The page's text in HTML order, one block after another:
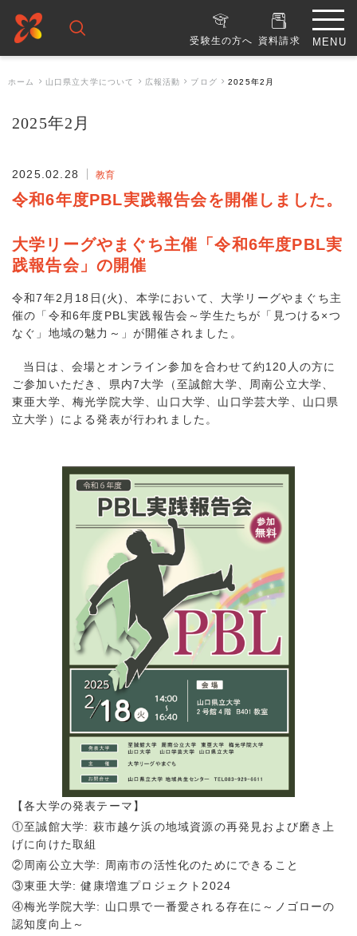
受験生の方へ 資料請求
ホーム 山口県立大学について 広報活動 ブログ 2025年2月
2025年2月
2025.02.28 教育
令和6年度PBL実践報告会を開催しました。
大学リーグやまぐち主催「令和6年度PBL実
践報告会」の開催
令和7年2月18日(火)、本学において、大学リーグやまぐち主
催の「令和6年度PBL実践報告会～学生たちが「見つける×つ
なぐ」地域の魅力～」が開催されました。
当日は、会場とオンライン参加を合わせて約120人の方に
ご参加いただき、県内7大学（至誠館大学、周南公立大学、
東亜大学、梅光学院大学、山口大学、山口学芸大学、山口県
立大学）による発表が行われました。
【各大学の発表テーマ】
①至誠館大学: 萩市越ケ浜の地域資源の再発見および磨き上
げに向けた取組
②周南公立大学: 周南市の活性化のためにできること
③東亜大学: 健康増進プロジェクト2024
④梅光学院大学: 山口県で一番愛される存在に～ノゴローの
認知度向上～